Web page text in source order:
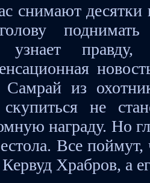
снимают десятки
узнает правду,
из
не
награду. Но
Все поймут,
Храбров, а